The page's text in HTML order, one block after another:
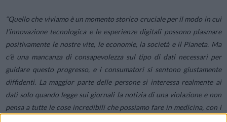
“Quello che viviamo è un momento storico cruciale per il modo in cui
l’innovazione tecnologica e le esperienze digitali possono plasmare
positivamente le nostre vite, le economie, la società e il Pianeta. Ma
c’è una mancanza di consapevolezza sul tipo di dati necessari per
guidare questo progresso, e i consumatori si sentono giustamente
diffidenti. La maggior parte delle persone si interessa realmente ai
dati solo quando legge sui giornali la notizia di una violazione e non
pensa a tutte le cose incredibili che possiamo fare in medicina, con i